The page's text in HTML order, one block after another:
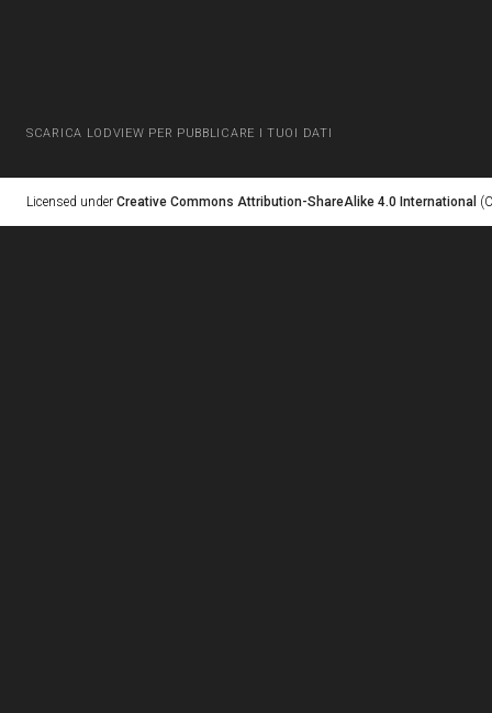
SCARICA LODVIEW PER PUBBLICARE I TUOI DATI
Licensed under Creative Commons Attribution-ShareAlike 4.0 International